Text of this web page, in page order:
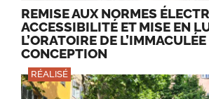
REMISE AUX NORMES
ACCESSIBILITÉ ET MISE EN
L’ORATOIRE DE L’IMMACULÉE
CONCEPTION
RÉALISÉ